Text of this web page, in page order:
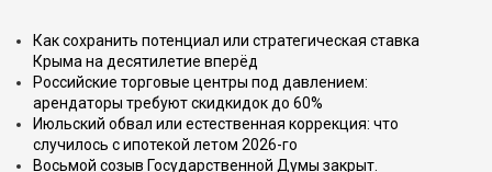
Как сохранить потенциал или стратегическая ставка
Крыма на десятилетие вперёд
Российские торговые центры под давлением:
арендаторы требуют скидкидок до 60%
Июльский обвал или естественная коррекция: что
случилось с ипотекой летом 2026-го
Восьмой созыв Государственной Думы закрыт.